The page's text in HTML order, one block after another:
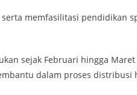
memfasilitasi pendidikan
sejak Februari hingga
dalam proses distribusi